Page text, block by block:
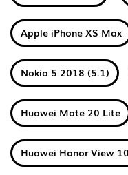
Apple iPhone XS Max
Nokia 5 2018 (5.1)
Huawei Mate 20 Lite
Huawei Honor View